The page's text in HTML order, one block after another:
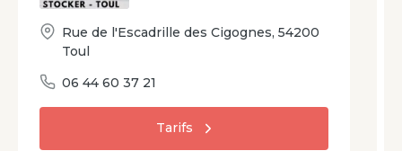
Rue de l'Escadrille des Cigognes, 54200
Toul
06 44 60 37 21
Tarifs